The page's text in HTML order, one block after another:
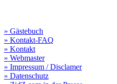
» Gästebuch
» Kontakt-FAQ
» Kontakt
» Webmaster
» Impressum / Disclamer
» Datenschutz